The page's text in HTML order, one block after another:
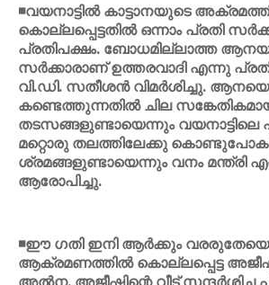
◾വയനാട്ടില്‍ കാട്ടാനയുടെ
കൊല്ലപ്പെട്ടതില്‍ ഒന്നാം പ്രതി
പ്രതിപക്ഷം. ബോധമില്ലാത്ത
സര്‍ക്കാരാണ് ഉത്തരവാദി എന്നു
വി.ഡി. സതീശന്‍ വിമര്‍ശിച്ചു.
കണ്ടെത്തുന്നതില്‍ ചില
തടസങ്ങളുണ്ടായെന്നും വയനാട്ടിലെ
മറ്റൊരു തലത്തിലേക്കു
ശ്രമങ്ങളുണ്ടായെന്നും വനം മന്ത്രി
ആരോപിച്ചു.
◾ഈ ഗതി ഇനി ആര്‍ക്കും
ആക്രമണത്തില്‍ കൊല്ലപ്പെട്ട